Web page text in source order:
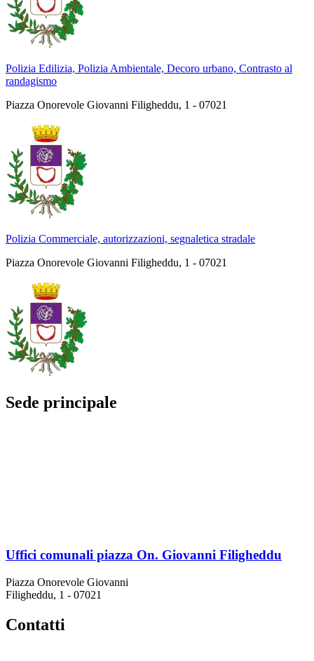
Polizia Edilizia, Polizia Ambientale, Decoro urbano, Contrasto al
randagismo
Piazza Onorevole Giovanni Filigheddu, 1 - 07021
Polizia Commerciale, autorizzazioni, segnaletica stradale
Piazza Onorevole Giovanni Filigheddu, 1 - 07021
Sede principale
Uffici comunali piazza On. Giovanni Filigheddu
Piazza Onorevole Giovanni
Filigheddu, 1 - 07021
Contatti